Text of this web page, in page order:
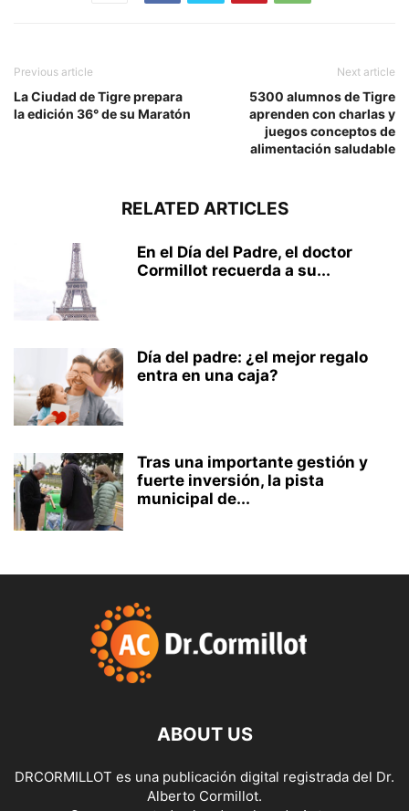
Previous article
La Ciudad de Tigre prepara
la edición 36° de su Maratón
Next article
5300 alumnos de Tigre
aprenden con charlas y
juegos conceptos de
alimentación saludable
RELATED ARTICLES
En el Día del Padre, el doctor
Cormillot recuerda a su...
Día del padre: ¿el mejor regalo
entra en una caja?
Tras una importante gestión y
fuerte inversión, la pista
municipal de...
ABOUT US
DRCORMILLOT es una publicación digital registrada del Dr.
Alberto Cormillot.